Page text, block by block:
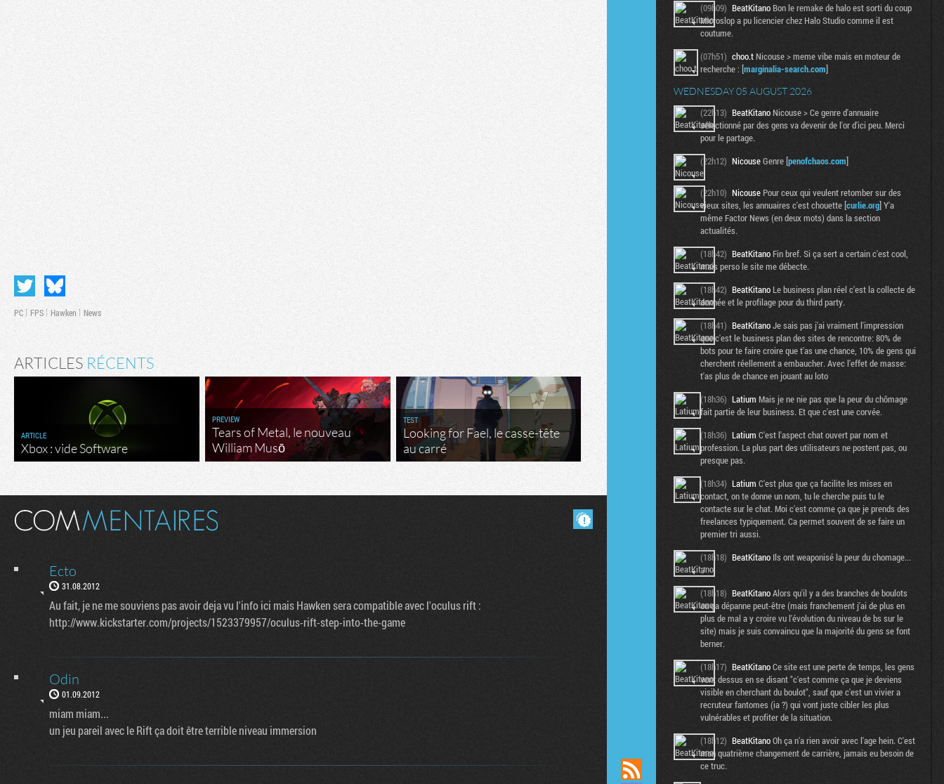
PC FPS Hawken News
ARTICLES RÉCENTS
ARTICLE
Xbox : vide Software
PREVIEW
Tears of Metal, le nouveau
William Musō
TEST
Looking for Fael, le casse-tête
au carré
Ecto
31.08.2012
Au fait, je ne me souviens pas avoir deja vu l'info ici mais Hawken sera compatible avec l'oculus rift :
http://www.kickstarter.com/projects/1523379957/oculus-rift-step-into-the-game
Odin
01.09.2012
miam miam...
un jeu pareil avec le Rift ça doit être terrible niveau immersion
(09h09) BeatKitano Bon le remake de halo est sorti du coup
Microslop a pu licencier chez Halo Studio comme il est
coutume.
(07h51) choo.t Nicouse > meme vibe mais en moteur de
recherche : [marginalia-search.com]
WEDNESDAY 05 AUGUST 2026
(22h13) BeatKitano Nicouse > Ce genre d'annuaire
sélectionné par des gens va devenir de l'or d'ici peu. Merci
pour le partage.
(22h12) NicouseGenre [penofchaos.com]
(22h10) Nicouse Pour ceux qui veulent retomber sur des
vieux sites, les annuaires c'est chouette [curlie.org] Y'a
même Factor News (en deux mots) dans la section
actualités.
(18h42) BeatKitano Fin bref. Si ça sert a certain c'est cool,
mais perso le site me débecte.
(18h42) BeatKitano Le business plan réel c'est la collecte de
donnée et le profilage pour du third party.
(18h41) BeatKitanoJe sais pas j'ai vraiment l'impression
que c'est le business plan des sites de rencontre: 80% de
bots pour te faire croire que t'as une chance, 10% de gens qui
cherchent réellement a embaucher. Avec l'effet de masse:
t'as plus de chance en jouant au loto
(18h36) Latium Mais je ne nie pas que la peur du chômage
fait partie de leur business. Et que c'est une corvée.
(18h36) Latium C'est l'aspect chat ouvert par nom et
profession. La plus part des utilisateurs ne postent pas, ou
presque pas.
(18h34) Latium C'est plus que ça facilite les mises en
contact, on te donne un nom, tu le cherche puis tu le
contacte sur le chat. Moi c'est comme ça que je prends des
freelances typiquement. Ca permet souvent de se faire un
premier tri aussi.
(18h18) BeatKitano Ils ont weaponisé la peur du chomage...
:/
(18h18) BeatKitanoAlors qu'il y a des branches de boulots
ou ça dépanne peut-être (mais franchement j'ai de plus en
plus de mal a y croire vu l'évolution du niveau de bs sur le
site) mais je suis convaincu que la majorité du gens se font
berner.
(18h17) BeatKitanoCe site est une perte de temps, les gens
vont dessus en se disant "c'est comme ça que je deviens
visible en cherchant du boulot", sauf que c'est un vivier a
recruteur fantomes (ia ?) qui vont juste cibler les plus
vulnérables et profiter de la situation.
(18h12) BeatKitanoOh ça n'a rien avoir avec l'age hein. C'est
mon quatrième changement de carrière, jamais eu besoin de
ce truc.
Flux RSS